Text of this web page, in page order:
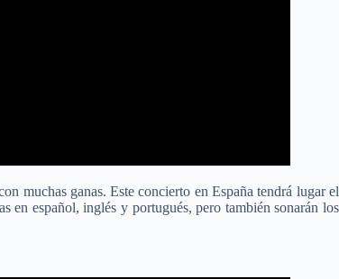
muchas ganas. Este concierto en España tendrá lugar el
en español, inglés y portugués, pero también sonarán los